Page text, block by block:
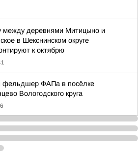
между деревнями Митицыно и
в Шекснинском округе
к октябрю
фельдшер ФАПа в посёлке
Вологодского круга